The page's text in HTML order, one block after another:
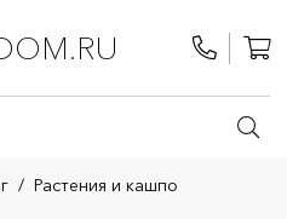
/ Растения и кашпо